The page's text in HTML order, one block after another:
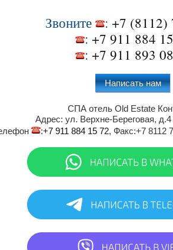
Звоните : +7 (8112)
: +7 911 884
: +7 911 893
Написать нам
СПА отель Old Estate
Адрес: ул. Верхне-Береговая, д.4
:+7 911 884 15 72, Факс:+7 8112